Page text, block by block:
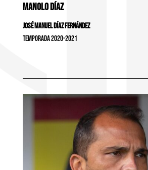
MANOLO DÍAZ
José Manuel Díaz Fernández
Temporada 2020-2021